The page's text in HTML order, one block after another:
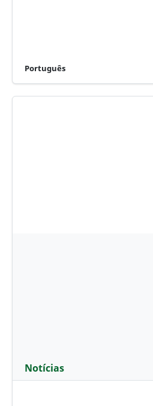
Português
Notícias